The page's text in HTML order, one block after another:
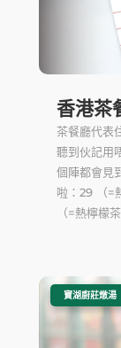
香港茶
茶餐廳代表
聽到伙記用
個陣都會見
啦：29 （=
（=熱檸檬
寶湖廚莊燉湯